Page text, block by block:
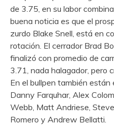
de 3.75, en su labor
buena noticia es que el
zurdo Blake Snell, está en
rotación. El cerrador Brad
finalizó con promedio de
3.71, nada halagador, pero
En el bullpen también están
Danny Farquhar, Alex
Webb, Matt Andriese,
Romero y Andrew Bellatti.